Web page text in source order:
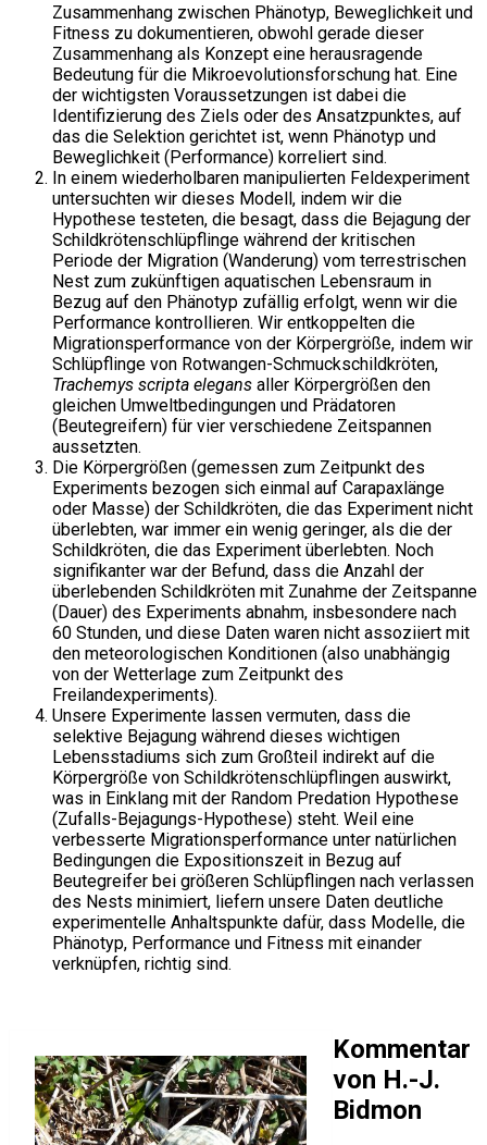
Zusammenhang zwischen Phänotyp, Beweglichkeit und
Fitness zu dokumentieren, obwohl gerade dieser
Zusammenhang als Konzept eine herausragende
Bedeutung für die Mikroevolutionsforschung hat. Eine
der wichtigsten Voraussetzungen ist dabei die
Identifizierung des Ziels oder des Ansatzpunktes, auf
das die Selektion gerichtet ist, wenn Phänotyp und
Beweglichkeit (Performance) korreliert sind.
In einem wiederholbaren manipulierten Feldexperiment
untersuchten wir dieses Modell, indem wir die
Hypothese testeten, die besagt, dass die Bejagung der
Schildkrötenschlüpflinge während der kritischen
Periode der Migration (Wanderung) vom terrestrischen
Nest zum zukünftigen aquatischen Lebensraum in
Bezug auf den Phänotyp zufällig erfolgt, wenn wir die
Performance kontrollieren. Wir entkoppelten die
Migrationsperformance von der Körpergröße, indem wir
Schlüpflinge von Rotwangen-Schmuckschildkröten,
Trachemys scripta elegans aller Körpergrößen den
gleichen Umweltbedingungen und Prädatoren
(Beutegreifern) für vier verschiedene Zeitspannen
aussetzten.
Die Körpergrößen (gemessen zum Zeitpunkt des
Experiments bezogen sich einmal auf Carapaxlänge
oder Masse) der Schildkröten, die das Experiment nicht
überlebten, war immer ein wenig geringer, als die der
Schildkröten, die das Experiment überlebten. Noch
signifikanter war der Befund, dass die Anzahl der
überlebenden Schildkröten mit Zunahme der Zeitspanne
(Dauer) des Experiments abnahm, insbesondere nach
60 Stunden, und diese Daten waren nicht assoziiert mit
den meteorologischen Konditionen (also unabhängig
von der Wetterlage zum Zeitpunkt des
Freilandexperiments).
Unsere Experimente lassen vermuten, dass die
selektive Bejagung während dieses wichtigen
Lebensstadiums sich zum Großteil indirekt auf die
Körpergröße von Schildkrötenschlüpflingen auswirkt,
was in Einklang mit der Random Predation Hypothese
(Zufalls-Bejagungs-Hypothese) steht. Weil eine
verbesserte Migrationsperformance unter natürlichen
Bedingungen die Expositionszeit in Bezug auf
Beutegreifer bei größeren Schlüpflingen nach verlassen
des Nests minimiert, liefern unsere Daten deutliche
experimentelle Anhaltspunkte dafür, dass Modelle, die
Phänotyp, Performance und Fitness mit einander
verknüpfen, richtig sind.
Kommentar
von H.-J.
Bidmon